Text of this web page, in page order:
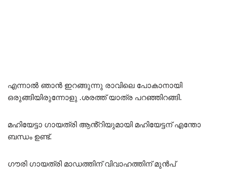
എന്നാൽ ഞാൻ ഇറങ്ങുന്നു രാവിലെ പോകാനായി
ഒരുങ്ങിയിരുന്നോളു .ശരത്ത് യാത്ര പറഞ്ഞിറങ്ങി.
മഹിയേട്ടാ ഗായത്രി ആൻ്റിയുമായി മഹിയേട്ടന് എന്തോ
ബന്ധം ഉണ്ട്.
ഗൗരി ഗായത്രി മാഡത്തിന് വിവാഹത്തിന് മുൻപ്